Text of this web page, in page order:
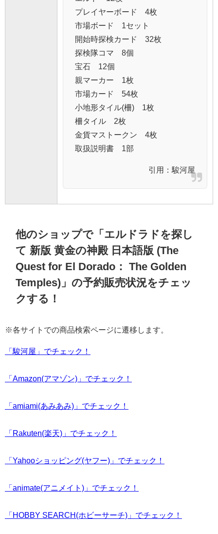
プレイヤーボード 4枚
市場ボード 1セット
開始時探検カード 32枚
探検隊コマ 8個
宝石 12個
親マーカー 1枚
市場カード 54枚
小地形タイル(柵) 1枚
柵タイル 2枚
金貨マストークン 4枚
取扱説明書 1部
引用： 駿河屋
他のショップで「エルドラドを探し
て 新版 黄金の神殿 日本語版 (The
Quest for El Dorado： The Golden
Temples)」の予約販売状況をチェッ
クする！
※各サイトでの商品検索ページに遷移します。
「駿河屋」でチェック！
「Amazon(アマゾン)」でチェック！
「amiami(あみあみ)」でチェック！
「Rakuten(楽天)」でチェック！
「Yahooショッピング(ヤフー)」でチェック！
「animate(アニメイト)」でチェック！
「HOBBY SEARCH(ホビーサーチ)」でチェック！